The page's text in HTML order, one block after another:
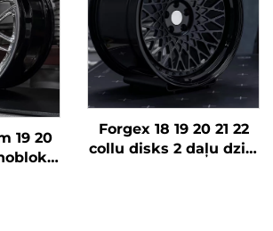
19 20
Forgex 18 19 20 21 22
collu disks 2 daļu dziļā